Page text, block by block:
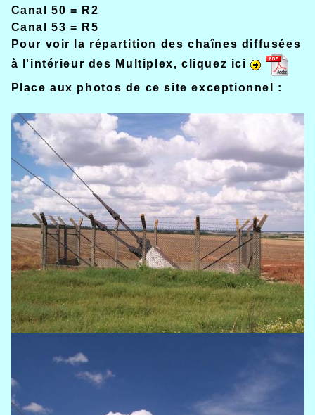
Canal 50 = R2
Canal 53 = R5
Pour voir la répartition des chaînes diffusées
à l'intérieur des Multiplex, cliquez ici
Place aux photos de ce site exceptionnel :